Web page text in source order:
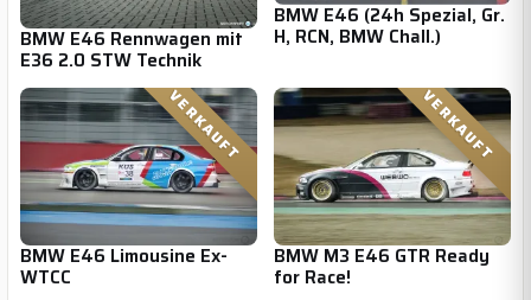
BMW E46 Rennwagen mit
E36 2.0 STW Technik
BMW E46 (24h Spezial, Gr.
H, RCN, BMW Chall.)
VERKAUFT
BMW E46 Limousine Ex-
WTCC
VERKAUFT
BMW M3 E46 GTR Ready
for Race!